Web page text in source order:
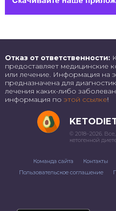
Отказ от ответственности:
предоставляет медицинские
или лечение. Информация на
предназначена для
лечения каких-либо
информация по этой ссылке!
© 2018–2026.
кетогенной
Команда сайта Контакты
Пользовательское соглашение